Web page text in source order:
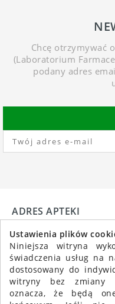
Chcę otrzymywać
(Laboratorium
podany adres
ADRES APTEKI
INFORMACJE
Ustawienia plików
Niniejsza witryna
świadczenia usług na
dostosowany do
witryny bez zmiany
oznacza, że będą